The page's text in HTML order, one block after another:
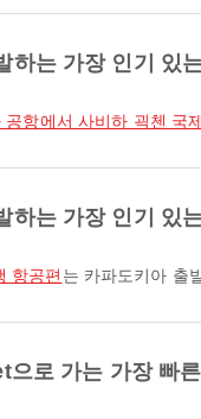
하는 가장 인기 있
공항에서 사비하 괵첸 국
하는 가장 인기 있
항공편 는 카파도키아 출
으로 가는 가장 빠